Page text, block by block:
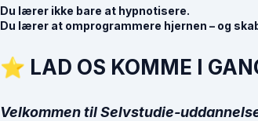
Du lærer ikke bare at hypnotisere.
Du lærer at omprogrammere hjernen – og
⭐ LAD OS KOMME I
Velkommen til Selvstudie-